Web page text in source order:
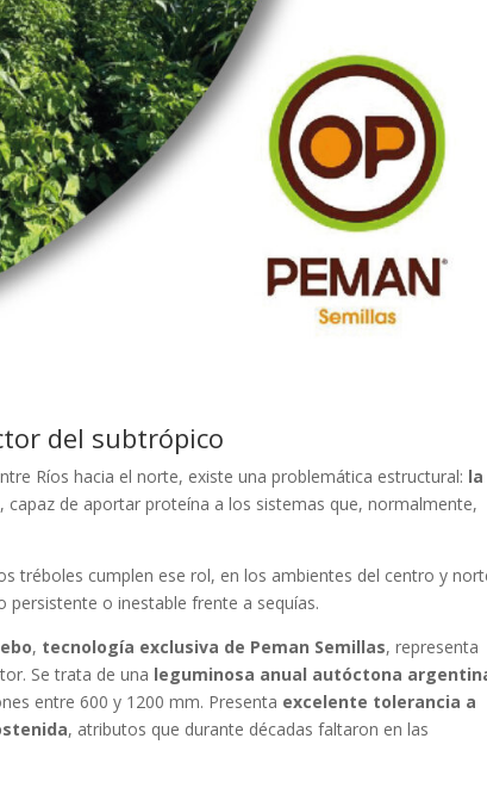
del subtrópico
Ríos hacia el norte, existe una problemática estructural: la
, capaz de aportar proteína a los sistemas que, normalmente,
tréboles cumplen ese rol, en los ambientes del centro y
o inestable frente a sequías.
, tecnología exclusiva de Peman Semillas, representa
Se trata de una leguminosa anual autóctona
entre 600 y 1200 mm. Presenta excelente tolerancia a
, atributos que durante décadas faltaron en las